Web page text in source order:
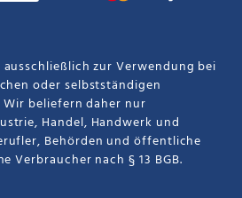
zur Verwendung bei
oder selbstständigen
beliefern daher nur
Handel, Handwerk und
Behörden und öffentliche
Verbraucher nach § 13 BGB.